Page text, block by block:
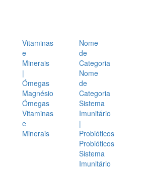
Vitaminas
e
Minerais
|
Ómegas
Magnésio
Ómegas
Vitaminas
e
Minerais
Nome
de
Categoria
Nome
de
Categoria
Sistema
Imunitário
|
Probióticos
Probióticos
Sistema
Imunitário